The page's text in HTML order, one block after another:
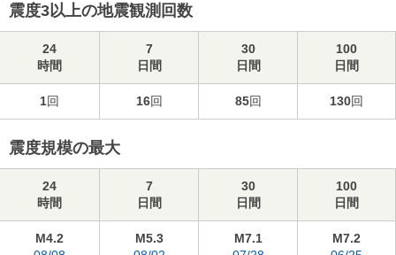
震度3以上の地震観測回数
24
時間
7
日間
30
日間
100
日間
1回 16回 85回 130回
震度規模の最大
24
時間
7
日間
30
日間
100
日間
M4.2
M5.3
M7.1
M7.2